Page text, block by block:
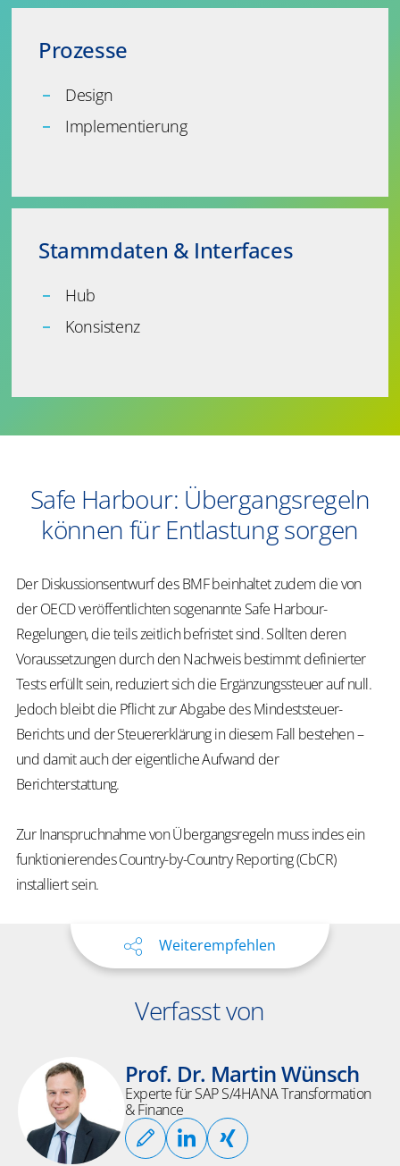
Prozesse
Design
Implementierung
Stammdaten & Interfaces
Hub
Konsistenz
Safe Harbour: Übergangsregeln
können für Entlastung sorgen
Der Diskussionsentwurf des BMF beinhaltet zudem die von
der OECD veröffentlichten sogenannte Safe Harbour-
Regelungen, die teils zeitlich befristet sind. Sollten deren
Voraussetzungen durch den Nachweis bestimmt definierter
Tests erfüllt sein, reduziert sich die Ergänzungssteuer auf null.
Jedoch bleibt die Pflicht zur Abgabe des Mindeststeuer-
Berichts und der Steuererklärung in diesem Fall bestehen –
und damit auch der eigentliche Aufwand der
Berichterstattung.
Zur Inanspruchnahme von Übergangsregeln muss indes ein
funktionierendes Country-by-Country Reporting (CbCR)
installiert sein.
Weiterempfehlen
Verfasst von
Prof. Dr. Martin Wünsch
Experte für SAP S/4HANA Transformation
& Finance